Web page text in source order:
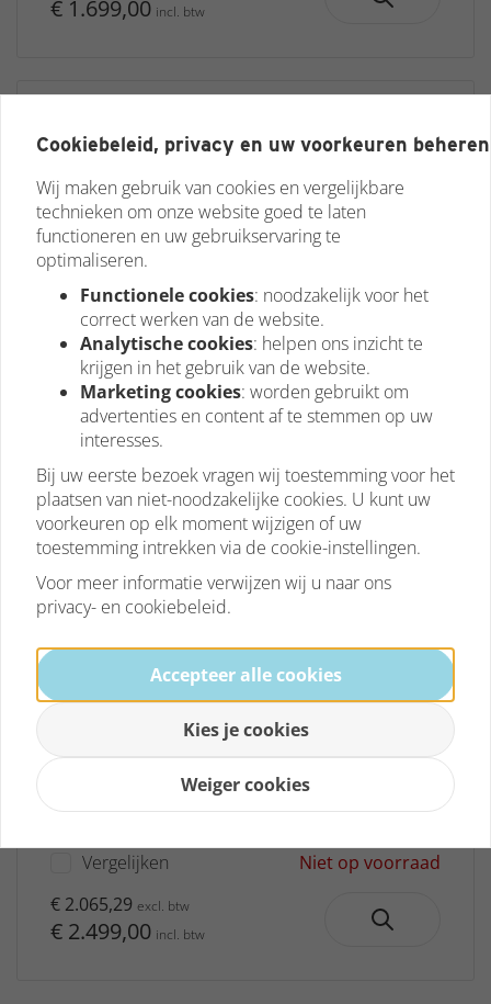
€ 1.699,00 incl. btw
Marstek Venus E MAX – 3.6kW -
10kWh Plug & Play Thuisbatterij
Nog geen beoordelingen
Vergelijken
Niet op voorraad
€ 2.065,29 excl. btw
€ 2.499,00 incl. btw
Cookiebeleid, privacy en uw voorkeuren beheren
Wij maken gebruik van cookies en vergelijkbare
technieken om onze website goed te laten
functioneren en uw gebruikservaring te
optimaliseren.
Functionele cookies: noodzakelijk voor het
correct werken van de website.
Analytische cookies: helpen ons inzicht te
krijgen in het gebruik van de website.
Marketing cookies: worden gebruikt om
advertenties en content af te stemmen op uw
interesses.
Bij uw eerste bezoek vragen wij toestemming voor het
plaatsen van niet-noodzakelijke cookies. U kunt uw
voorkeuren op elk moment wijzigen of uw
toestemming intrekken via de cookie-instellingen.
Voor meer informatie verwijzen wij u naar ons
privacy- en cookiebeleid.
Accepteer alle cookies
Kies je cookies
Weiger cookies